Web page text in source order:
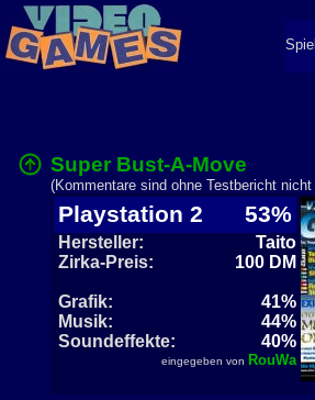
Super Bust-A-Move
(Kommentare sind ohne Testbericht
Playstation 2 53%
Hersteller:
Taito
Zirka-Preis:
100 DM
Grafik:
41%
Musik:
44%
Soundeffekte:
40%
eingegeben von RouWa